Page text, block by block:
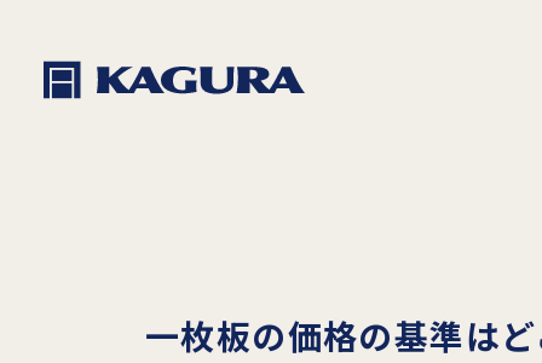
一枚板の価格の基準は